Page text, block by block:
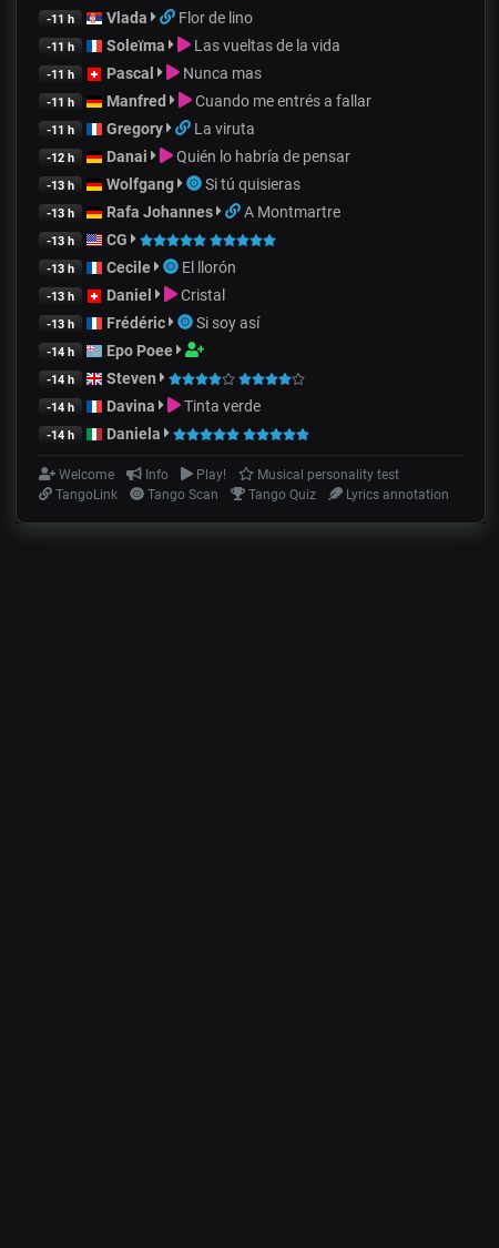
-11 h Vlada Flor de lino
-11 h Soleïma Las vueltas de la vida
-11 h Pascal Nunca mas
-11 h Manfred Cuando me entrés a fallar
-11 h Gregory La viruta
-12 h Danai Quién lo habría de pensar
-13 h Wolfgang Si tú quisieras
-13 h Rafa Johannes A Montmartre
-13 h CG
-13 h Cecile El llorón
-13 h Daniel Cristal
-13 h Frédéric Si soy así
-14 h Epo Poee
-14 h Steven
-14 h Davina Tinta verde
-14 h Daniela
Welcome Info Play!
Musical personality test
TangoLink
Tango Scan Tango Quiz Lyrics annotation